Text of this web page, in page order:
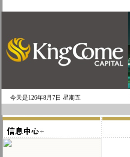
今天是126年8月7日 星期五